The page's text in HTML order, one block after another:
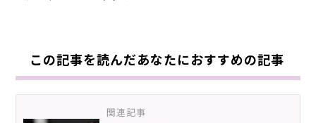
この記事を読んだあなたにおすすめの記事
関連記事